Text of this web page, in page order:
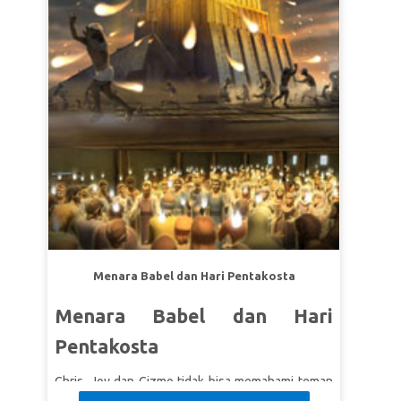
sebagai yang dikenal YohanesPembaptis., yang
mempersiapkan jalan bagi sepupunya, Yesus.
Anak-anak belajar bahwa bagi Allah tidak ada yang
mustahil!
Menara Babel dan Hari Pentakosta
Menara Babel dan Hari
Pentakosta
Chris, Joy dan Gizmo tidak bisa memahami teman